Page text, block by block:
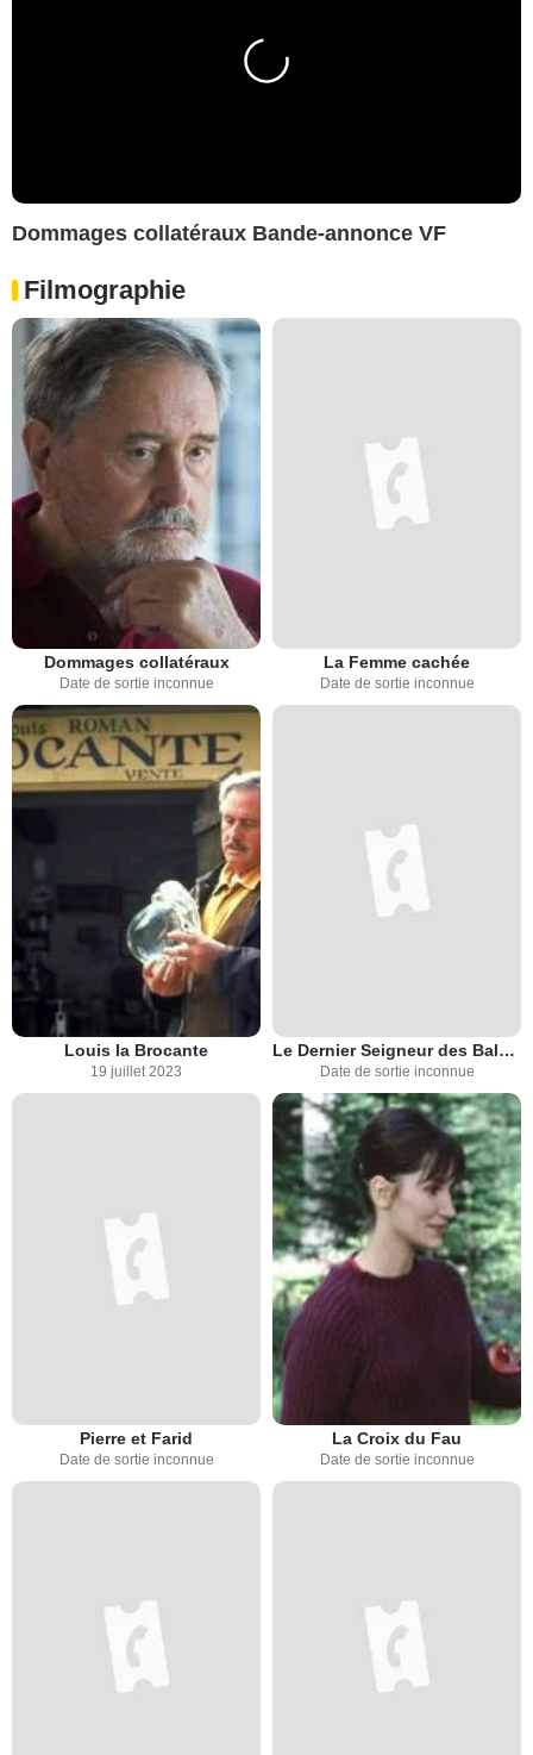
Dommages collatéraux Bande-annonce VF
Filmographie
Dommages collatéraux
Date de sortie inconnue
La Femme cachée
Date de sortie inconnue
Louis la Brocante
19 juillet 2023
Le Dernier Seigneur des Balkans
Date de sortie inconnue
Pierre et Farid
Date de sortie inconnue
La Croix du Fau
Date de sortie inconnue